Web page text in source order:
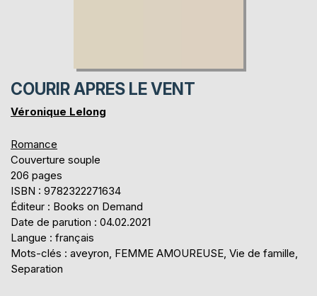
COURIR APRES LE VENT
Véronique Lelong
Romance
Couverture souple
206 pages
ISBN : 9782322271634
Éditeur : Books on Demand
Date de parution : 04.02.2021
Langue : français
Mots-clés : aveyron, FEMME AMOUREUSE, Vie de famille,
Separation